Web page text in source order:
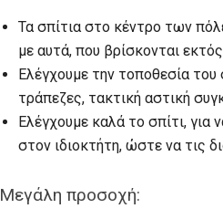
Τα σπίτια στο κέντρο των
με αυτά, που βρίσκονται
Ελέγχουμε την τοποθεσία του
τράπεζες, τακτική αστική
Ελέγχουμε καλά το σπίτι, για
στον ιδιοκτήτη, ώστε να τις
Μεγάλη προσοχή: